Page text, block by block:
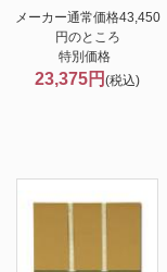
メーカー通常価格43,450
円のところ
特別価格
23,375円(税込)